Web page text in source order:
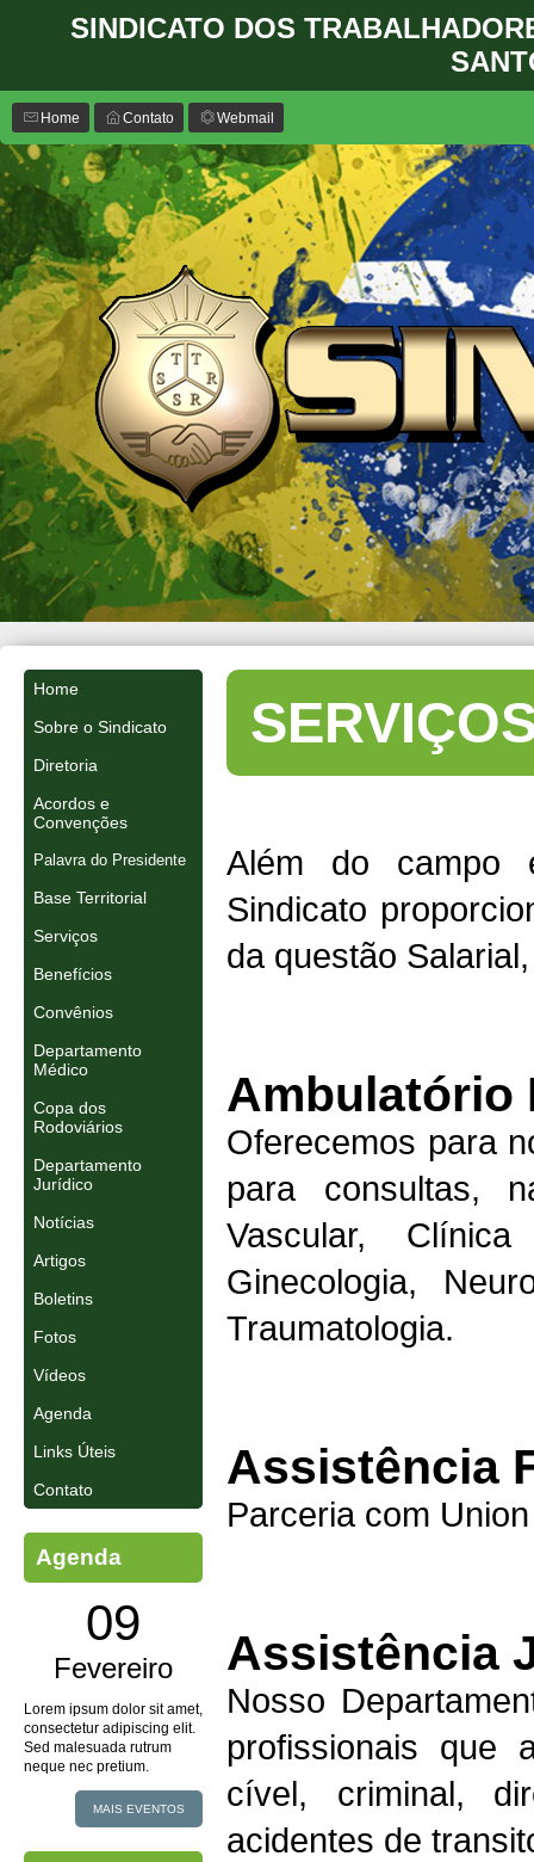
SINDICATO DOS
Home Contato Webmail
Home
Sobre o Sindicato
Diretoria
Acordos e
Convenções
Palavra do Presidente
Base Territorial
Serviços
Benefícios
Convênios
Departamento
Médico
Copa dos
Rodoviários
Departamento
Jurídico
Notícias
Artigos
Boletins
Fotos
Vídeos
Agenda
Links Úteis
Contato
Agenda
09
Fevereiro
Lorem ipsum dolor sit amet,
consectetur adipiscing elit.
Sed malesuada rutrum
neque nec pretium.
MAIS EVENTOS
Além do campo
Sindicato
da questão
Ambulatório
Oferecemos para
para consultas,
Vascular, Clínica
Ginecologia,
Traumatologia.
Assistência
Parceria com
Assistência
Nosso
profissionais que
cível, criminal,
acidentes de